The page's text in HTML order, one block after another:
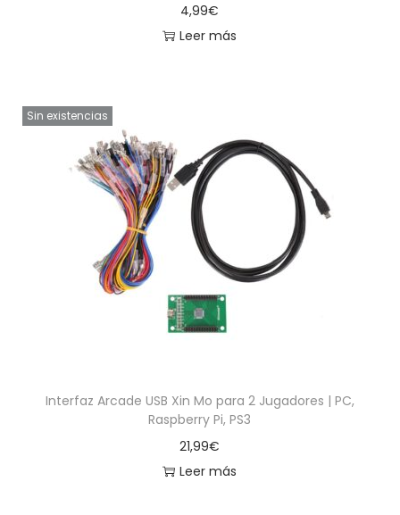
4,99€
Leer más
Sin existencias
Interfaz Arcade USB Xin Mo para 2 Jugadores | PC,
Raspberry Pi, PS3
21,99€
Leer más